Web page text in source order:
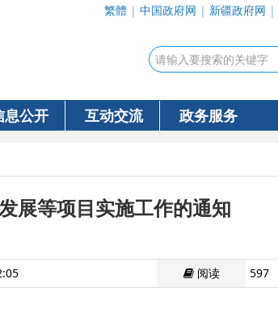
繁體 | 中国政府网 | 新疆政府网 |
息公开 互动交流 政务服务
展等项目实施工作的通知
阅读 597